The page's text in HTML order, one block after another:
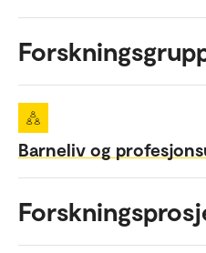
Barneliv og